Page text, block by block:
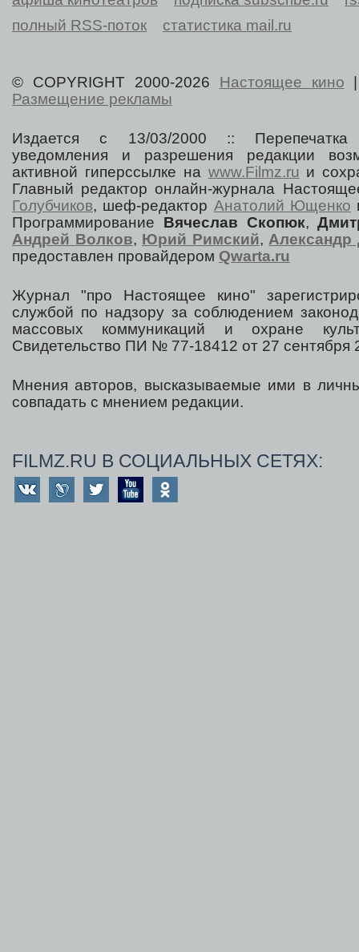
полный RSS-поток
статистика mail.ru
© COPYRIGHT 2000-2026 Настоящее кино
Размещение рекламы
Издается с 13/03/2000 :: Перепечатка
уведомления и разрешения редакции
активной гиперссылке на www.Filmz.ru и
Главный редактор онлайн-журнала
Голубчиков, шеф-редактор Анатолий Ющенко
Программирование Вячеслав Скопюк,
Андрей Волков, Юрий Римский, Александр
предоставлен провайдером Qwarta.ru
Журнал "про Настоящее кино"
службой по надзору за соблюдением
массовых коммуникаций и охране
Свидетельство ПИ № 77-18412 от 27 сентября
Мнения авторов, высказываемые ими в
совпадать с мнением редакции.
FILMZ.RU В СОЦИАЛЬНЫХ СЕТЯХ: